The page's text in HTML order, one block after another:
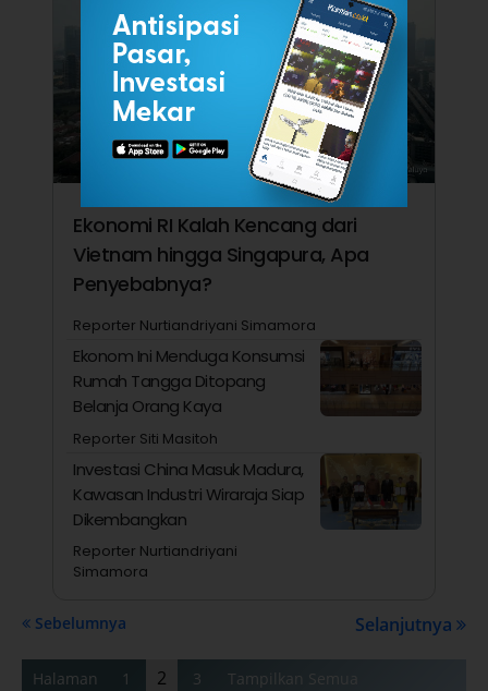
Ekonomi RI Kalah Kencang dari
Vietnam hingga Singapura, Apa
Penyebabnya?
Reporter Nurtiandriyani Simamora
Ekonom Ini Menduga Konsumsi
Rumah Tangga Ditopang
Belanja Orang Kaya
Reporter Siti Masitoh
Investasi China Masuk Madura,
Kawasan Industri Wiraraja Siap
Dikembangkan
Reporter Nurtiandriyani
Simamora
Sebelumnya Selanjutnya
Halaman 1 2 3 Tampilkan Semua